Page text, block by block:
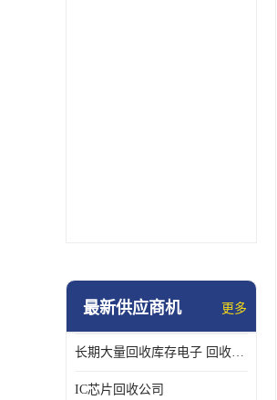
最新供应商机 更多
长期大量回收库存电子 回收电子料 回收电子元器件专业公司
IC芯片回收公司